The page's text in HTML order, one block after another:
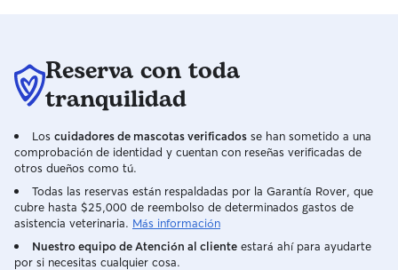
Reserva con toda
tranquilidad
Los cuidadores de mascotas verificados se han sometido a una
comprobación de identidad y cuentan con reseñas verificadas de
otros dueños como tú.
Todas las reservas están respaldadas por la Garantía Rover, que
cubre hasta $25,000 de reembolso de determinados gastos de
asistencia veterinaria. Más información
Nuestro equipo de Atención al cliente estará ahí para ayudarte
por si necesitas cualquier cosa.